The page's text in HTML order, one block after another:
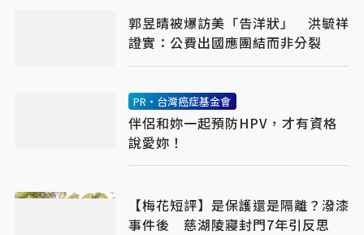
郭昱晴被爆訪美「告洋狀」 洪毓祥
證實：公費出國應團結而非分裂
PR・台灣癌症基金會
伴侶和妳一起預防HPV，才有資格
說愛妳！
【梅花短評】是保護還是隔離？潑漆
事件後 慈湖陵寢封門7年引反思